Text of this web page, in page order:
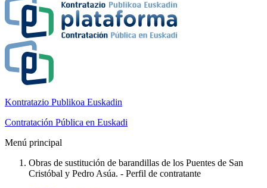
Kontratazio Publikoa Euskadin
Contratación Pública en Euskadi
Menú principal
Obras de sustitución de barandillas de los Puentes de San
Cristóbal y Pedro Asúa. - Perfil de contratante